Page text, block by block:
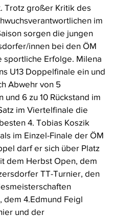
Trotz großer Kritik des
im
sorgen die jungen
innen bei den ÖM
sportliche Erfolge. Milena
U13 Doppelfinale ein und
Abwehr von 5
und 6 zu 10 Rückstand im
im Viertelfinale die
4. Tobias Koszik
im Einzel-Finale der ÖM
darf er sich über Platz
dem Herbst Open, dem
TT-Turnier, den
dem 4.Edmund Feigl
und der